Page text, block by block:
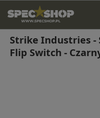
Strike Industries -
Flip Switch -